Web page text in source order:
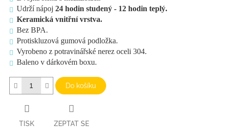
Udrží nápoj 24 hodin studený - 12 hodin teplý.
Keramická vnitřní vrstva.
Bez BPA.
Protiskluzová gumová podložka.
Vyrobeno z potravinářské nerez oceli 304.
Baleno v dárkovém boxu.
Do košíku
TISK ZEPTAT SE